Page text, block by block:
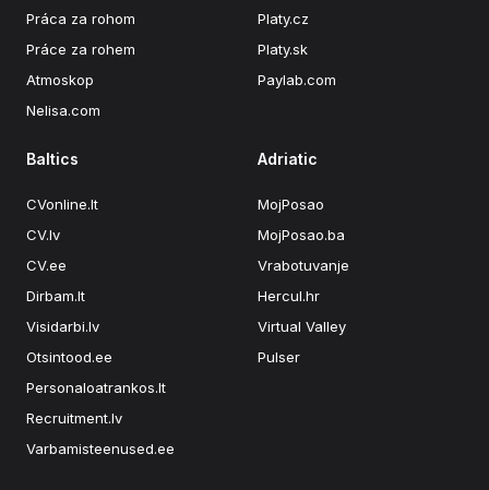
Práca za rohom
Práce za rohem
Atmoskop
Nelisa.com
Platy.cz
Platy.sk
Paylab.com
Baltics
CVonline.lt
CV.lv
CV.ee
Dirbam.lt
Visidarbi.lv
Otsintood.ee
Personaloatrankos.lt
Recruitment.lv
Varbamisteenused.ee
Adriatic
MojPosao
MojPosao.ba
Vrabotuvanje
Hercul.hr
Virtual Valley
Pulser